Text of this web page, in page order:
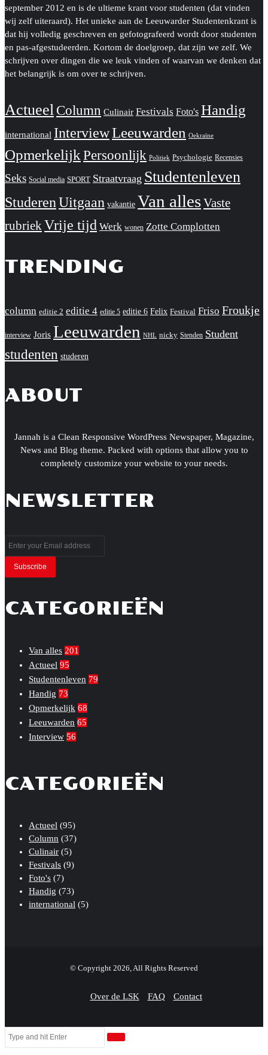
september 2012 en is de ultieme krant voor studenten (dat vinden
wij zelf uiteraard). Het unieke aan de Leeuwarder Studentenkrant is
dat hij volledig geschreven en gefotografeerd wordt door studenten
en pas-afgestudeerden. Kortom de doelgroep, dat zijn we zelf. We
schrijven over dingen die we leuk vinden of waarvan we denken dat
het belangrijk is om over te schrijven.
Actueel Column Culinair Festivals Foto's Handig
international InterviewLeeuwarden Oekraïne
OpmerkelijkPersoonlijk Politiek Psychologie Recensies
Seks Social media SPORT Straatvraag Studentenleven
StuderenUitgaan vakantie Van allesVaste
rubriek Vrije tijd Werk wonen Zotte Complotten
TRENDING
column editie 2 editie 4 editie 5 editie 6 Felix Festival Friso Froukje
interview Joris Leeuwarden NHL nicky Stenden Student
studenten studeren
ABOUT
Jannah is a Clean Responsive WordPress Newspaper, Magazine,
News and Blog theme. Packed with options that allow you to
completely customize your website to your needs.
NEWSLETTER
Enter
your
Email
CATEGORIEËN
Van alles 201
Actueel 95
Studentenleven 79
Handig 73
Opmerkelijk 68
Leeuwarden 65
Interview 56
CATEGORIEËN
Actueel (95)
Column (37)
Culinair (5)
Festivals (9)
Foto's (7)
Handig (73)
international (5)
© Copyright 2026, All Rights Reserved
Over de LSK FAQ Contact
Facebook
Twitter
WhatsApp
Telegram
Viber
Close
Search